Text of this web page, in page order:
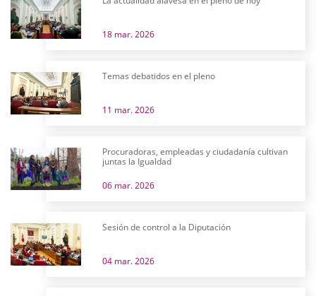
18 mar. 2026
Temas debatidos en el pleno
11 mar. 2026
Procuradoras, empleadas y ciudadanía cultivan
juntas la Igualdad
06 mar. 2026
Sesión de control a la Diputación
04 mar. 2026